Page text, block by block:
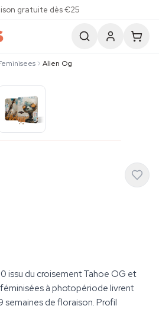
gratuite dès €25
Alien Og
issu du croisement Tahoe OG et
à photopériode livrent
semaines de floraison. Profil